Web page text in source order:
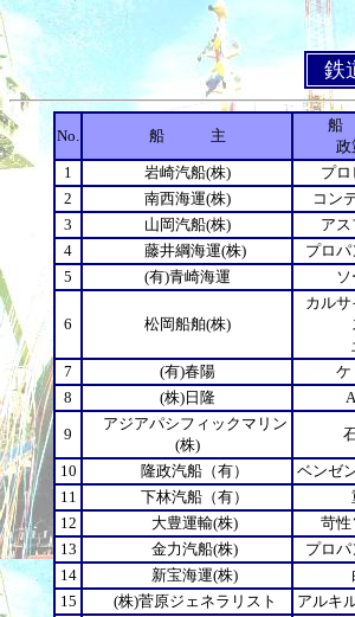
鉄
No. 船 主
政
1 岩崎汽船(株) プ
2
南西海運(株) コン
3
山岡汽船(株) アス
4
藤井綱海運(株) プロ
5
(有)青崎海運
6 松岡船舶(株)
カルサ
7 (有)春陽 ケ
8
(株)日隆
9
アジアパシフィックマリン
(株)
10 隆政汽船（有） ベンゼ
11
下林汽船（有）
12
大豊運輸(株) 苛性
13
金力汽船(株) プロ
14
新宝海運(株)
15
(株)菅原ジェネラリスト アルキ